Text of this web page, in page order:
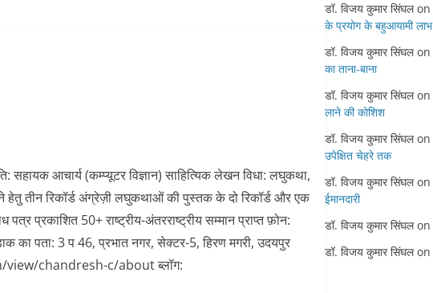
सहायक आचार्य (कम्प्यूटर विज्ञान) साहित्यिक लेखन विधा: लघुकथा,
हेतु तीन रिकॉर्ड अंग्रेज़ी लघुकथाओं की पुस्तक के दो रिकॉर्ड और एक
प्रकाशित 50+ राष्ट्रीय-अंतरराष्ट्रीय सम्मान प्राप्त फ़ोन:
पता: 3 प 46, प्रभात नगर, सेक्टर-5, हिरण मगरी, उदयपुर
view/chandresh-c/about ब्लॉग:
डॉ. विजय कुमार सिंघलon
के प्रयोग के बहुआयामी लाभ
डॉ. विजय कुमार सिंघलon
का ताना-बाना
डॉ. विजय कुमार सिंघलon
लाने की कोशिश
डॉ. विजय कुमार सिंघलon
उपेक्षित चेहरे तक
डॉ. विजय कुमार सिंघलon
ईमानदारी
डॉ. विजय कुमार सिंघलon
डॉ. विजय कुमार सिंघलon